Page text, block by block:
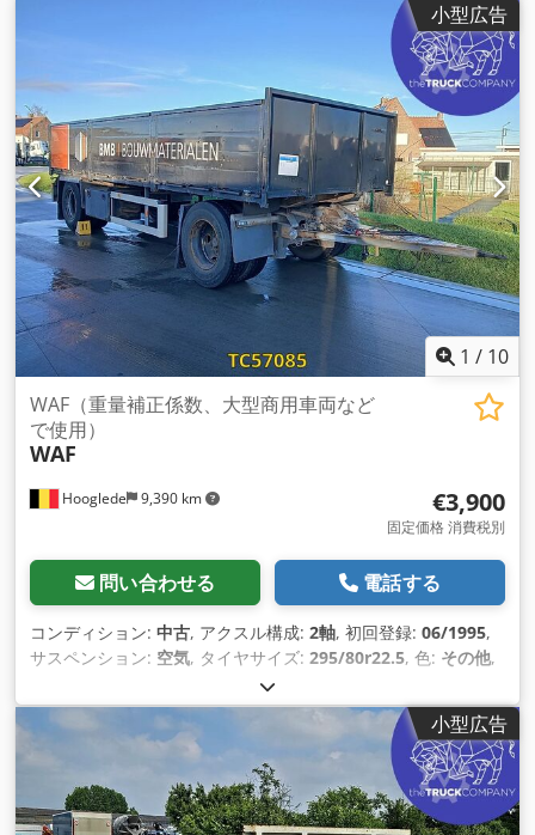
小型広告
1 / 10
Hooglede 9,390 km
WAF（重量補正係数、大型商用車両など
で使用）
WAF
€3,900
固定価格 消費税別
問い合わせる 電話する
コンディション: 中古, アクスル構成: 2軸, 初回登録: 06/1995,
サスペンション: 空気, タイヤサイズ: 295/80r22.5, 色: その他,
小型広告